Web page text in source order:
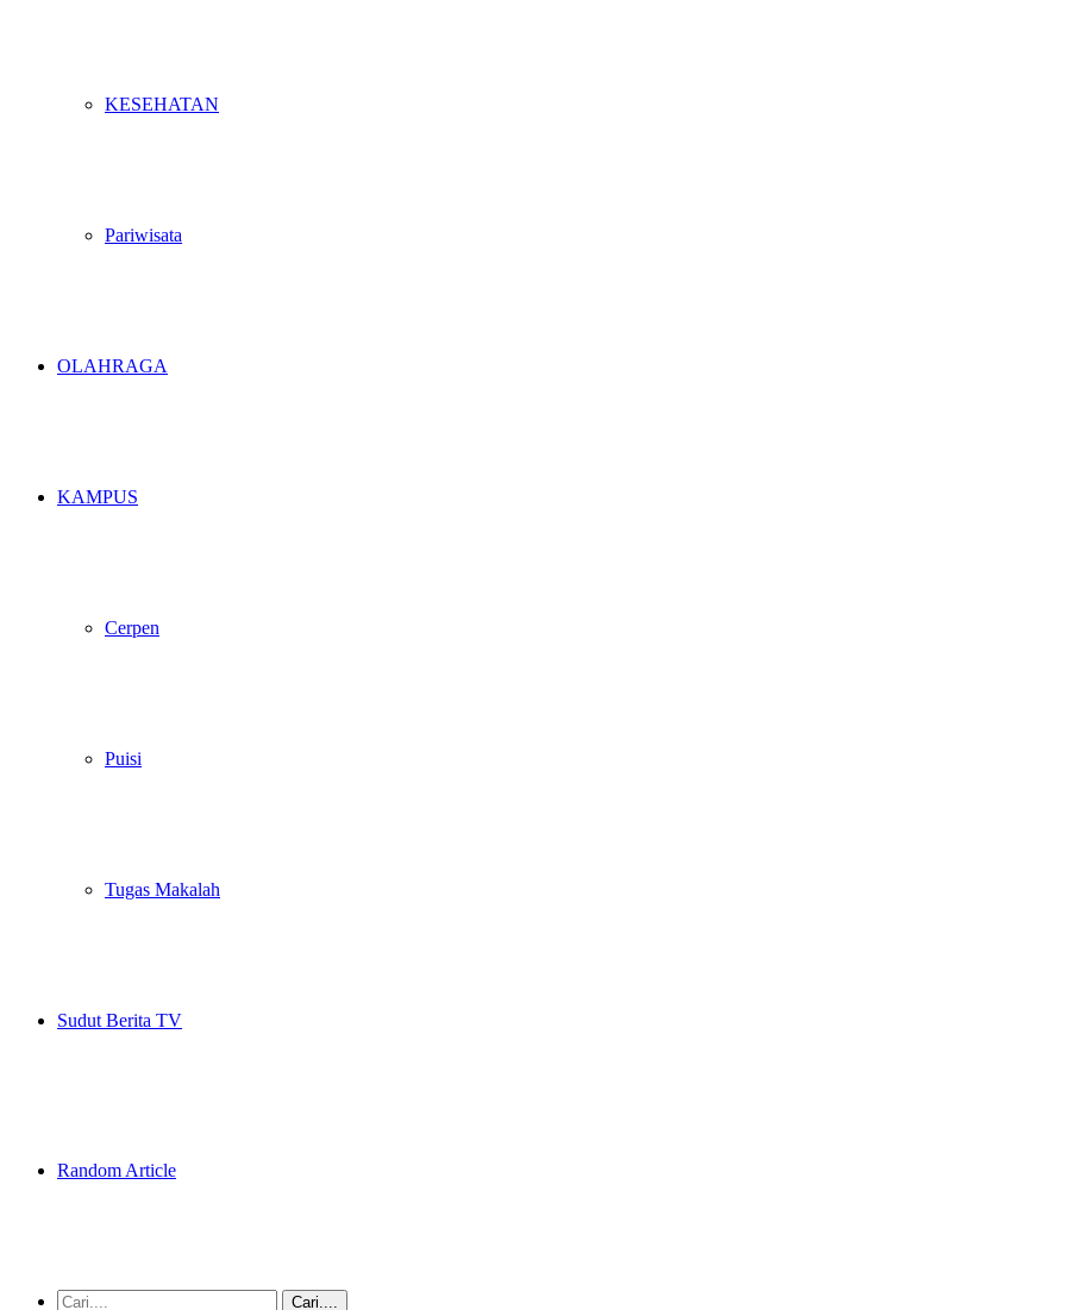
KESEHATAN
Pariwisata
OLAHRAGA
KAMPUS
Cerpen
Puisi
Tugas Makalah
Sudut Berita TV
Random Article
Cari....